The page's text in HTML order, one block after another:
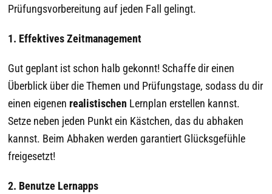
Prüfungsvorbereitung auf jeden Fall gelingt.
1. Effektives Zeitmanagement
Gut geplant ist schon halb gekonnt! Schaffe dir einen
Überblick über die Themen und Prüfungstage, sodass du dir
einen eigenen realistischen Lernplan erstellen kannst.
Setze neben jeden Punkt ein Kästchen, das du abhaken
kannst. Beim Abhaken werden garantiert Glücksgefühle
freigesetzt!
2. Benutze Lernapps